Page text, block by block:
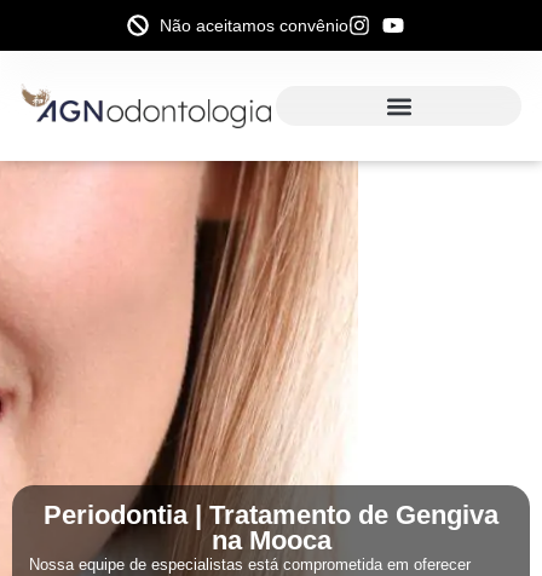
Não aceitamos convênio
Periodontia | Tratamento de Gengiva
na Mooca
Nossa equipe de especialistas está comprometida em oferecer